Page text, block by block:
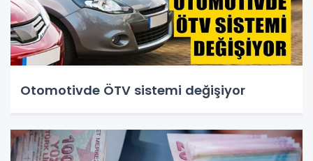
Otomotivde ÖTV sistemi değişiyor